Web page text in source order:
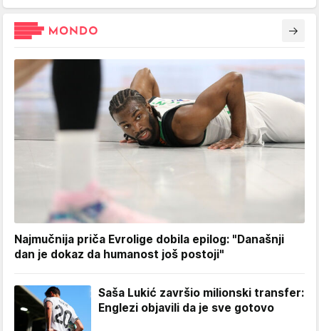
Najmučnija priča Evrolige dobila epilog: "Današnji
dan je dokaz da humanost još postoji"
Saša Lukić završio milionski transfer:
Englezi objavili da je sve gotovo